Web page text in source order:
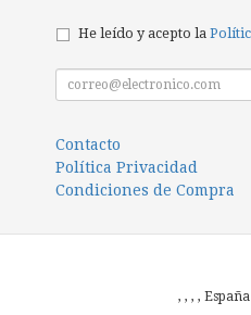
He leído y acepto la
Contacto
Política Privacidad
Condiciones de Compra
, , , ,